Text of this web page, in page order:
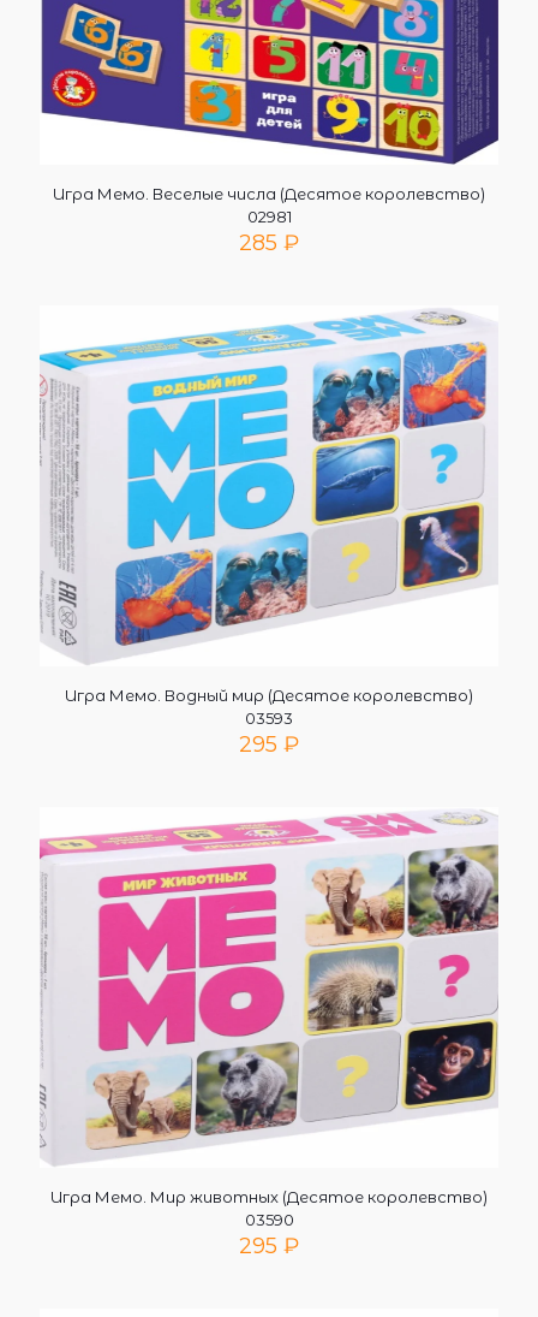
Игра Мемо. Веселые числа (Десятое королевство)
02981
285 ₽
Игра Мемо. Водный мир (Десятое королевство)
03593
295 ₽
Игра Мемо. Мир животных (Десятое королевство)
03590
295 ₽